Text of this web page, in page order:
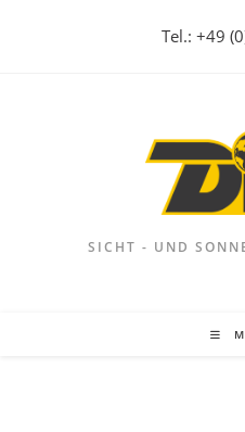
Tel.: +49
SICHT - UND